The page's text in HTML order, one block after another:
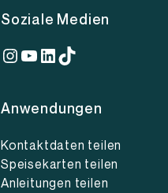
Soziale Medien
Instagram
YouTube
LinkedIn
TikTok
Anwendungen
Kontaktdaten teilen
Speisekarten teilen
Anleitungen teilen